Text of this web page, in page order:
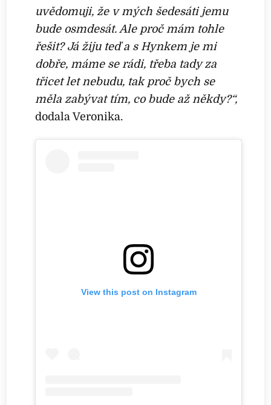
uvědomuji, že v mých šedesáti jemu
bude osmdesát. Ale proč mám tohle
řešit? Já žiju teď a s Hynkem je mi
dobře, máme se rádi, třeba tady za
třicet let nebudu, tak proč bych se
měla zabývat tím, co bude až někdy?“,
dodala Veronika.
View this post on Instagram